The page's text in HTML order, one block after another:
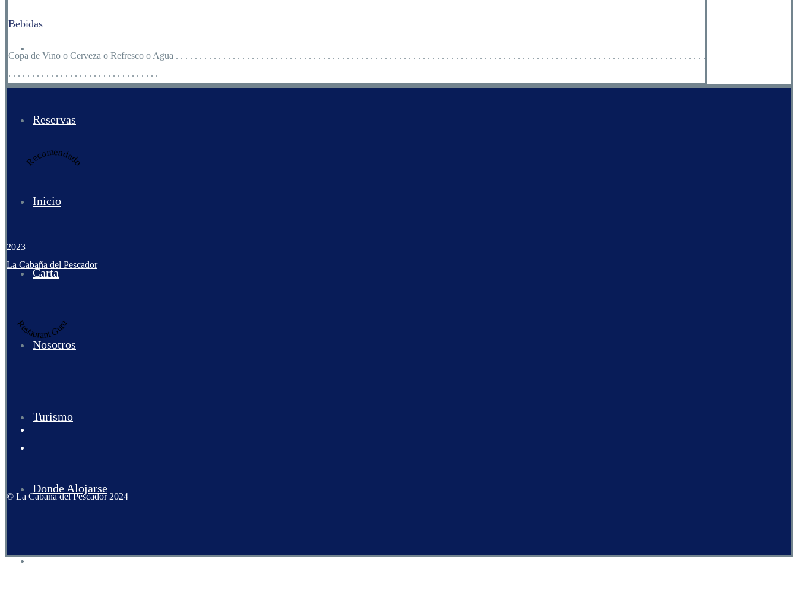
Reservas
Inicio
Carta
Nosotros
Turismo
Donde Alojarse
Noticias
Bebidas
Copa de Vino o Cerveza o Refresco o Agua . . . . . . . . . . . . . . . . . . . . . . . . . . . . . . . . . . . . . . . . . . . . . . . . . . . . . . . . . . . . . . . . . . . . . . . . . . . . . . . . . . . . . . . . . . . . . . . . . . . . . . . . . . . . . . . .
. . . . . . . . . . . . . . . . . . . . . . . . . . . . . . . .
Recomendado
2023
La Cabaña del Pescador
Restaurant Guru
© La Cabaña del Pescador 2024